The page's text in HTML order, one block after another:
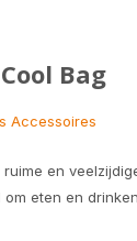
Bag
Accessoires
en
eten en